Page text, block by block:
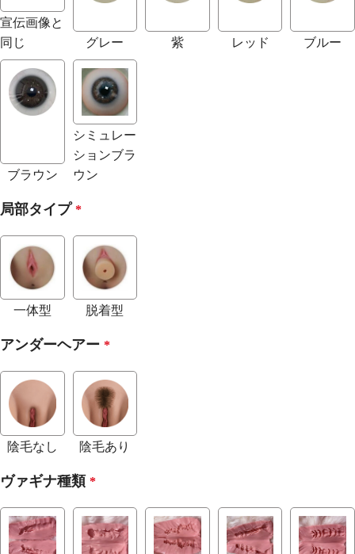
宣伝画像と
同じ
グレー 紫 レッド ブルー
ブラウン
シミュレー
ションブラ
ウン
局部タイプ *
一体型 脱着型
アンダーヘアー *
陰毛なし 陰毛あり
ヴァギナ種類 *